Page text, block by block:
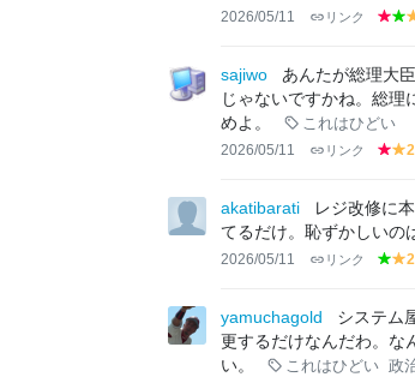
2026/05/11 リンク
r
d e
e
n
sajiwo
あんたが総理大
じゃないですかね。総理
めよ。
これはひどい
2026/05/11 リンク
r
d
y
lo
w
akatibarati
レジ改修に
てるだけ。恥ずかしいの
2026/05/11 リンク
g
e
y
lo
w
yamuchagold
システム
更するだけなんだわ。な
い。
これはひどい 政